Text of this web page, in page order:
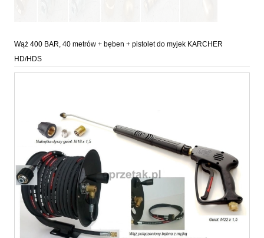
Wąż 400 BAR, 40 metrów + bęben + pistolet do myjek KARCHER
HD/HDS